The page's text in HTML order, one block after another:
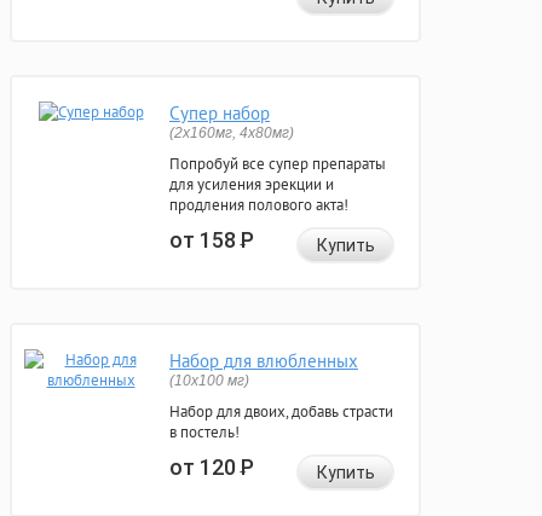
Супер набор
(2х160мг, 4х80мг)
Попробуй все супер препараты
для усиления эрекции и
продления полового акта!
от 158Р Купить
Набор для влюбленных
(10х100 мг)
Набор для двоих, добавь страсти
в постель!
от 120Р Купить